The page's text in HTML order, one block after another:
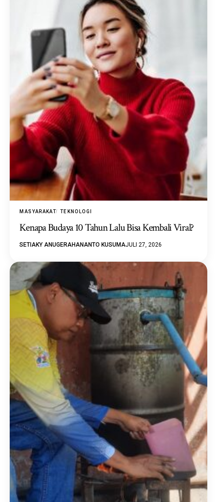
MASYARAKAT TEKNOLOGI
Kenapa Budaya 10 Tahun Lalu Bisa Kembali Viral?
SETIAKY ANUGERAHANANTO KUSUMAJULI 27, 2026